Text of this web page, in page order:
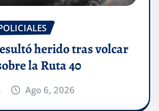
herido tras volcar
la Ruta 40
Ago 6, 2026